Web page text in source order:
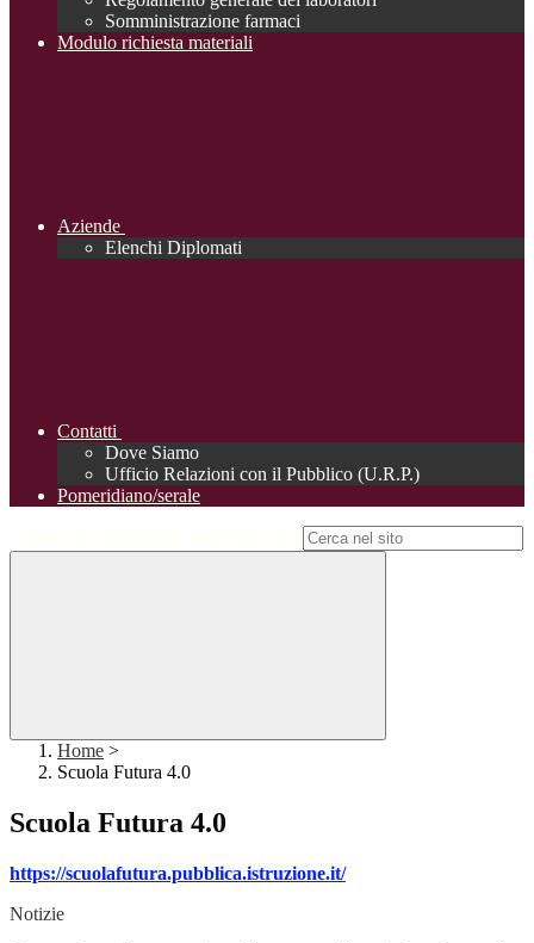
Somministrazione farmaci
Modulo richiesta materiali
Aziende
Elenchi Diplomati
Contatti
Dove Siamo
Ufficio Relazioni con il Pubblico (U.R.P.)
Pomeridiano/serale
Home >
Scuola Futura 4.0
Scuola Futura 4.0
https://scuolafutura.pubblica.istruzione.it/
Notizie